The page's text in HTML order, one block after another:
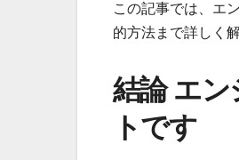
この記事では、エ
的方法まで詳しく
結論 エ
トです